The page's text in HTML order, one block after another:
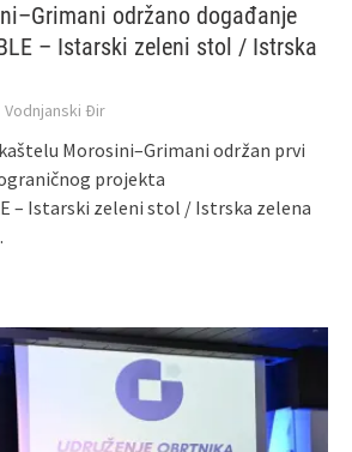
održano događanje
– Istarski zeleni stol / Istrska
Vodnjanski Đir
Morosini–Grimani održan prvi
projekta
– Istarski zeleni stol / Istrska zelena